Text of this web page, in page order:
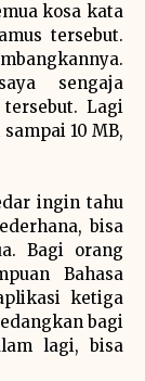
kosa kata
tersebut.
sengaja
Lagi
10 MB,
ingin tahu
bisa
Bagi orang
Bahasa
ketiga
bagi
lagi, bisa